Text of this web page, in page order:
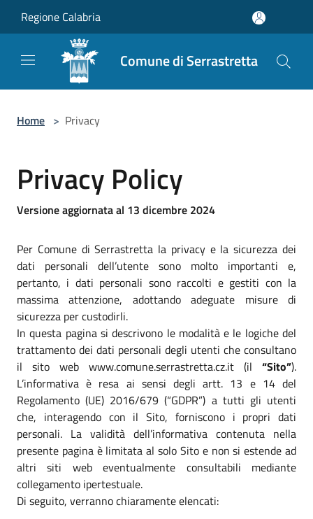
Regione Calabria
Comune di Serrastretta
Home > Privacy
Privacy Policy
Versione aggiornata al 13 dicembre 2024
Per Comune di Serrastretta la privacy e la sicurezza dei
dati personali dell’utente sono molto importanti e,
pertanto, i dati personali sono raccolti e gestiti con la
massima attenzione, adottando adeguate misure di
sicurezza per custodirli.
In questa pagina si descrivono le modalità e le logiche del
trattamento dei dati personali degli utenti che consultano
il sito web www.comune.serrastretta.cz.it (il “Sito”).
L’informativa è resa ai sensi degli artt. 13 e 14 del
Regolamento (UE) 2016/679 (“GDPR”) a tutti gli utenti
che, interagendo con il Sito, forniscono i propri dati
personali. La validità dell’informativa contenuta nella
presente pagina è limitata al solo Sito e non si estende ad
altri siti web eventualmente consultabili mediante
collegamento ipertestuale.
Di seguito, verranno chiaramente elencati: